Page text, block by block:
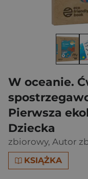
W oceanie.
Pierwsza
Dziecka
zbiorowy, Autor
KSIĄŻKA